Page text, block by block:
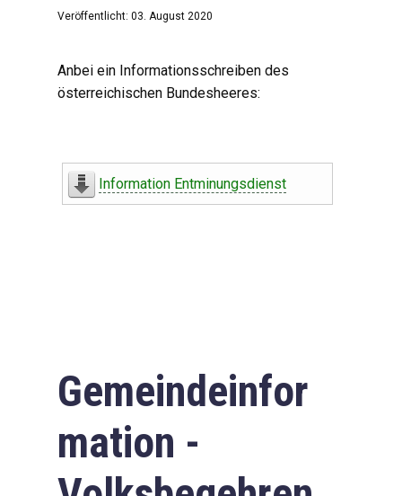
Veröffentlicht: 03. August 2020
Anbei ein Informationsschreiben des
österreichischen Bundesheeres:
Information Entminungsdienst
Gemeindeinfor
mation -